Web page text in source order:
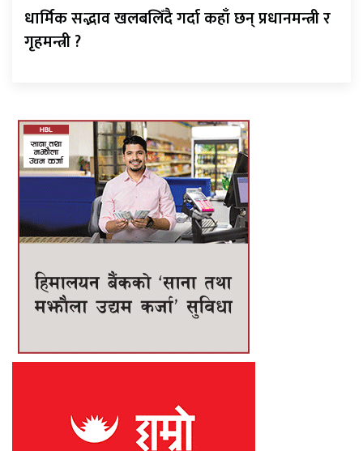
धार्मिक सद्भाव खलबलिँदै गर्दा कहाँ छन् प्रधानमन्त्री र
गृहमन्त्री ?